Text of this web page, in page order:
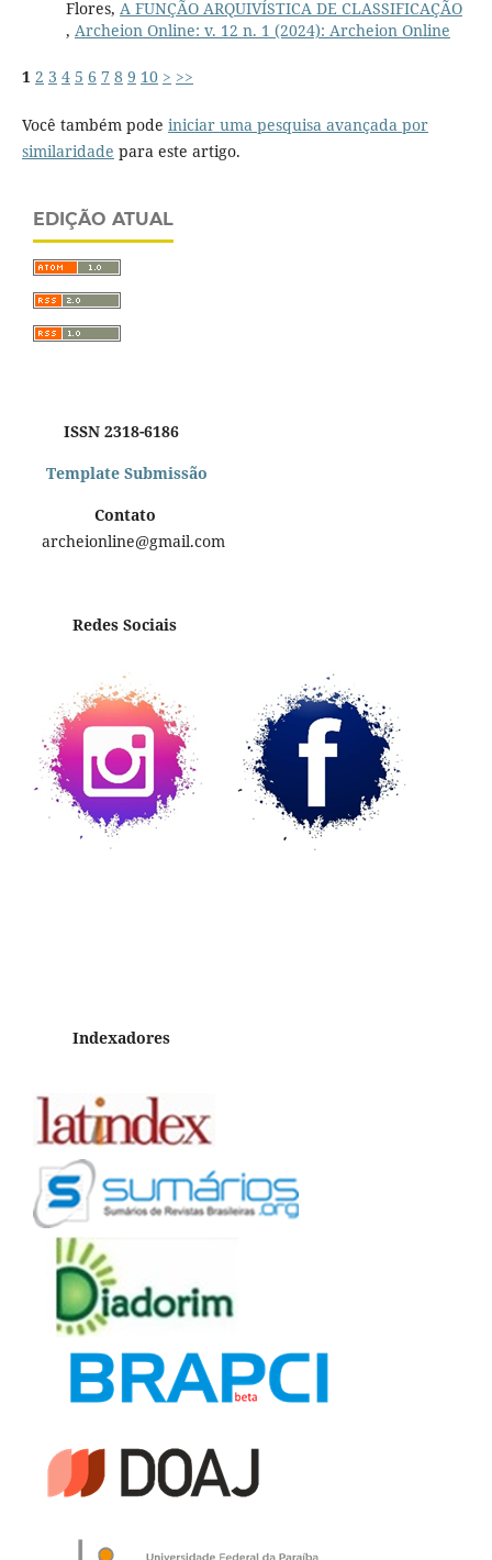
Flores, A FUNÇÃO ARQUIVÍSTICA DE CLASSIFICAÇÃO
, Archeion Online: v. 12 n. 1 (2024): Archeion Online
1 2 3 4 5 6 7 8 9 10 > >>
Você também pode iniciar uma pesquisa avançada por
similaridade para este artigo.
EDIÇÃO ATUAL
ISSN 2318-6186
Template Submissão
Contato
archeionline@gmail.com
Redes Sociais
Indexadores